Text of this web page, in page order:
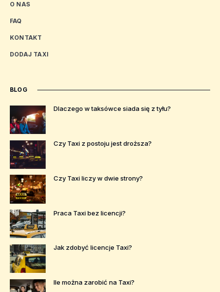
O NAS
FAQ
KONTAKT
DODAJ TAXI
BLOG
Dlaczego w taksówce siada się z tyłu?
Czy Taxi z postoju jest droższa?
Czy Taxi liczy w dwie strony?
Praca Taxi bez licencji?
Jak zdobyć licencje Taxi?
Ile można zarobić na Taxi?